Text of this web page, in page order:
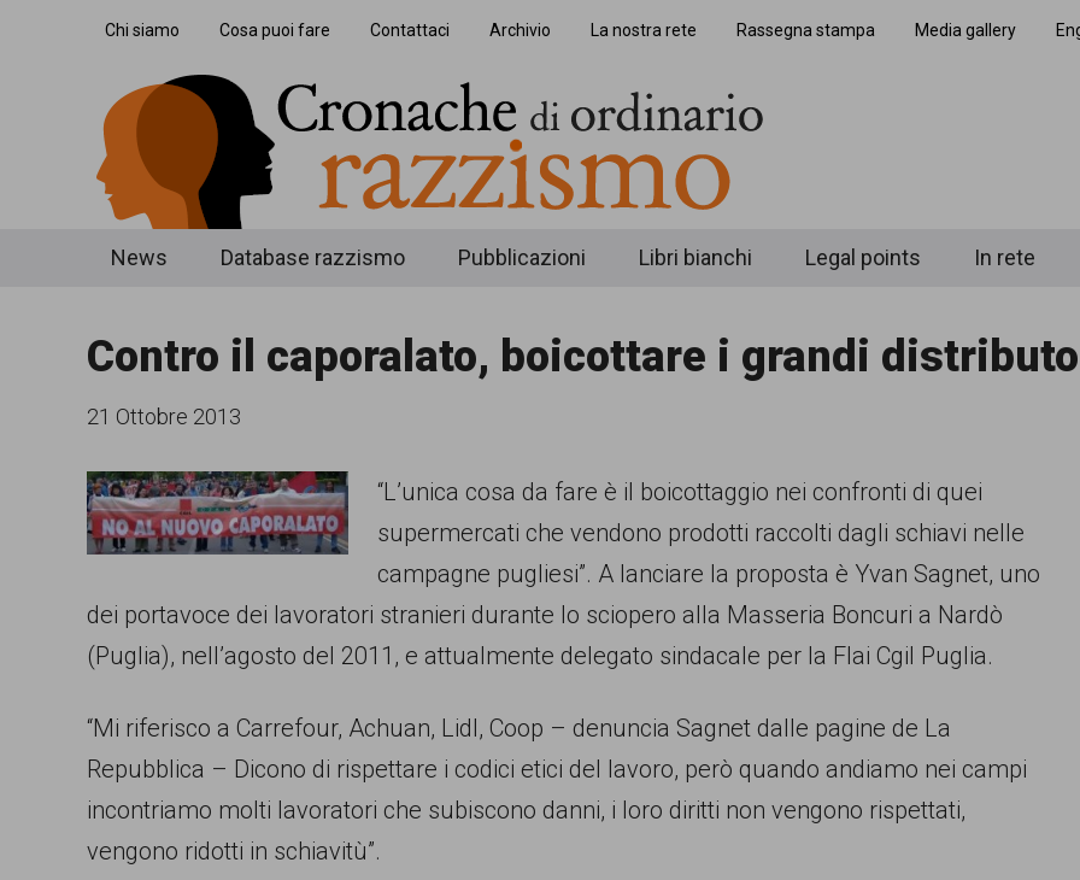
secondary
Chi siamo Cosa puoi fare Contattaci Archivio La nostra rete Rassegna stampa Media gallery
Cronache
ordinario
razzismo
Cronachediordinariorazzismo.org
sito
di
approfondimento
e
specificamente
dedicato
fenomeno
del
razzismo
curato
News Database razzismo Pubblicazioni Libri bianchi Legal points In rete
Contro il caporalato, boicottare i grandi
21 Ottobre 2013
“L’unica cosa da fare è il boicottaggio nei confronti di quei
supermercati che vendono prodotti raccolti dagli schiavi nelle
campagne pugliesi”. A lanciare la proposta è Yvan Sagnet, uno
dei portavoce dei lavoratori stranieri durante lo sciopero alla Masseria Boncuri a Nardò
(Puglia), nell’agosto del 2011, e attualmente delegato sindacale per la Flai Cgil Puglia.
“Mi riferisco a Carrefour, Achuan, Lidl, Coop – denuncia Sagnet dalle pagine de La
Repubblica – Dicono di rispettare i codici etici del lavoro, però quando andiamo nei campi
incontriamo molti lavoratori che subiscono danni, i loro diritti non vengono rispettati,
vengono ridotti in schiavitù”.